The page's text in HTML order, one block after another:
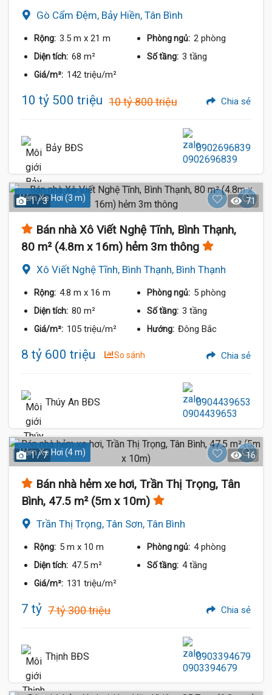
Gò Cẩm Đệm, Bảy Hiền, Tân Bình
Rộng: 3.5 m x 21 m Phòng ngủ: 2 phòng
Diện tích: 68 m² Số tầng: 3 tầng
Giá/m²: 142 triệu/m²
10 tỷ 500 triệu 10 tỷ 800 triệu Chia sẻ
Bảy BĐS 0902696839
Hẻm Xe Hơi (3 m)
1 / 3 71
Bán nhà Xô Viết Nghệ Tĩnh, Bình Thạnh,
80 m² (4.8m x 16m) hẻm 3m thông
Xô Viết Nghệ Tĩnh, Bình Thạnh, Bình Thạnh
Rộng: 4.8 m x 16 m Phòng ngủ: 5 phòng
Diện tích: 80 m² Số tầng: 3 tầng
Giá/m²: 105 triệu/m² Hướng: Đông Bắc
8 tỷ 600 triệu So sánh Chia sẻ
Thúy An BĐS 0904439653
Hẻm Xe Hơi (4 m)
1 / 7 16
Bán nhà hẻm xe hơi, Trần Thị Trọng, Tân
Bình, 47.5 m² (5m x 10m)
Trần Thị Trọng, Tân Sơn, Tân Bình
Rộng: 5 m x 10 m Phòng ngủ: 4 phòng
Diện tích: 47.5 m² Số tầng: 4 tầng
Giá/m²: 131 triệu/m²
7 tỷ 7 tỷ 300 triệu Chia sẻ
Thịnh BĐS 0903394679